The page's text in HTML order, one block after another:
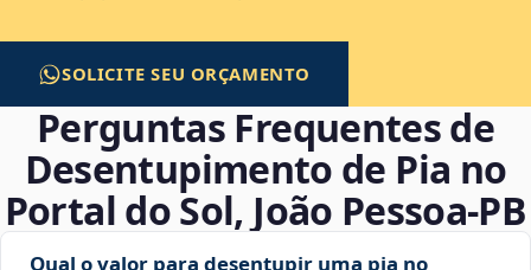
SOLICITE SEU ORÇAMENTO
Perguntas Frequentes de
Desentupimento de Pia no
Portal do Sol, João Pessoa‑PB
Qual o valor para desentupir uma pia no